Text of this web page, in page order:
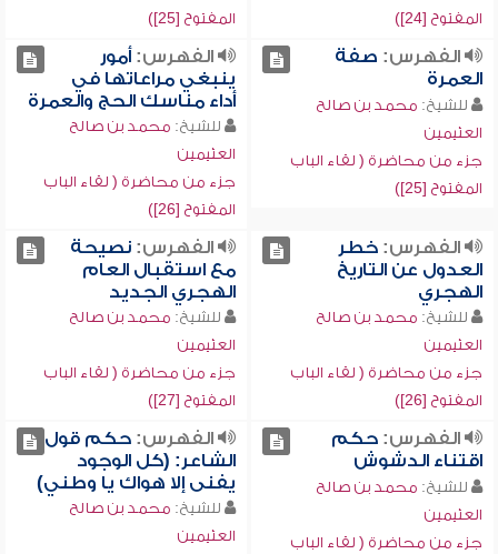
المفتوح [24])
المفتوح [25])
الفهرس: صفة
العمرة
للشيخ: محمد بن صالح
العثيمين
جزء من محاضرة ( لقاء الباب
المفتوح [25])
الفهرس:أمور
ينبغي مراعاتها في
أداء مناسك الحج والعمرة
للشيخ: محمد بن صالح
العثيمين
جزء من محاضرة ( لقاء الباب
المفتوح [26])
الفهرس:خطر
العدول عن التاريخ
الهجري
للشيخ: محمد بن صالح
العثيمين
جزء من محاضرة ( لقاء الباب
المفتوح [26])
الفهرس:نصيحة
مع استقبال العام
الهجري الجديد
للشيخ: محمد بن صالح
العثيمين
جزء من محاضرة ( لقاء الباب
المفتوح [27])
الفهرس:حكم
اقتناء الدشوش
للشيخ: محمد بن صالح
العثيمين
جزء من محاضرة ( لقاء الباب
الفهرس:حكم قول
الشاعر: (كل الوجود
يفنى إلا هواك يا وطني)
للشيخ: محمد بن صالح
العثيمين